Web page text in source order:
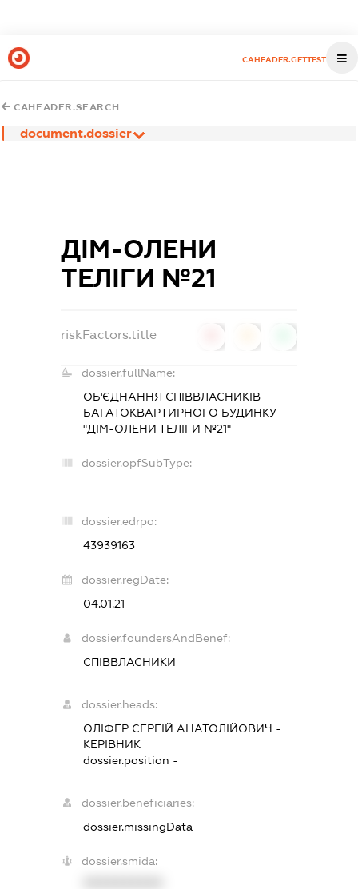
CAHEADER.GETTEST
CAHEADER.SEARCH
document.dossier
ДІМ-ОЛЕНИ
ТЕЛІГИ №21
riskFactors.title
dossier.fullName:
ОБ'ЄДНАННЯ СПІВВЛАСНИКІВ
БАГАТОКВАРТИРНОГО БУДИНКУ
"ДІМ-ОЛЕНИ ТЕЛІГИ №21"
dossier.opfSubType:
-
dossier.edrpo:
43939163
dossier.regDate:
04.01.21
dossier.foundersAndBenef:
СПІВВЛАСНИКИ
dossier.heads:
ОЛІФЕР СЕРГІЙ АНАТОЛІЙОВИЧ -
КЕРІВНИК
dossier.position -
dossier.beneficiaries:
dossier.missingData
dossier.smida: